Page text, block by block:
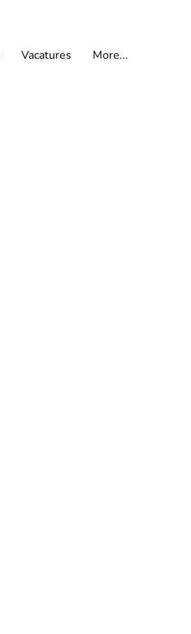
Vacatures More...